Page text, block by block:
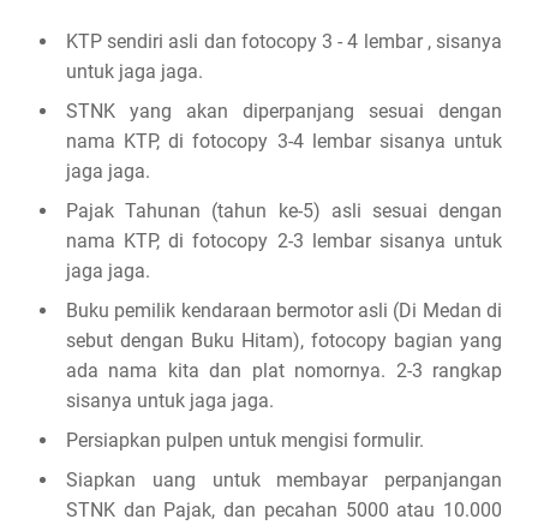
KTP sendiri asli dan fotocopy 3 - 4 lembar , sisanya
untuk jaga jaga.
STNK yang akan diperpanjang sesuai dengan
nama KTP, di fotocopy 3-4 lembar sisanya untuk
jaga jaga.
Pajak Tahunan (tahun ke-5) asli sesuai dengan
nama KTP, di fotocopy 2-3 lembar sisanya untuk
jaga jaga.
Buku pemilik kendaraan bermotor asli (Di Medan di
sebut dengan Buku Hitam), fotocopy bagian yang
ada nama kita dan plat nomornya. 2-3 rangkap
sisanya untuk jaga jaga.
Persiapkan pulpen untuk mengisi formulir.
Siapkan uang untuk membayar perpanjangan
STNK dan Pajak, dan pecahan 5000 atau 10.000